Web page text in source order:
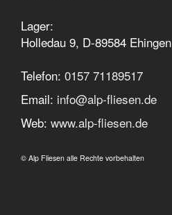
Lager:
Holledau 9, D-89584 Ehingen
Telefon: 0157 71189517
Email: info@alp-fliesen.de
Web: www.alp-fliesen.de
© Alp Fliesen alle Rechte vorbehalten